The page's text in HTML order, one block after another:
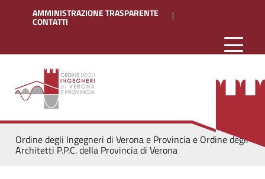
AMMINISTRAZIONE TRASPARENTE
CONTATTI
Ordine degli Ingegneri di Verona e Provincia e Ordine degli
Architetti P.P.C. della Provincia di Verona